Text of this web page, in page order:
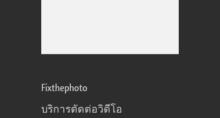
Fixthephoto
บริการตัดต่อวิดีโอ